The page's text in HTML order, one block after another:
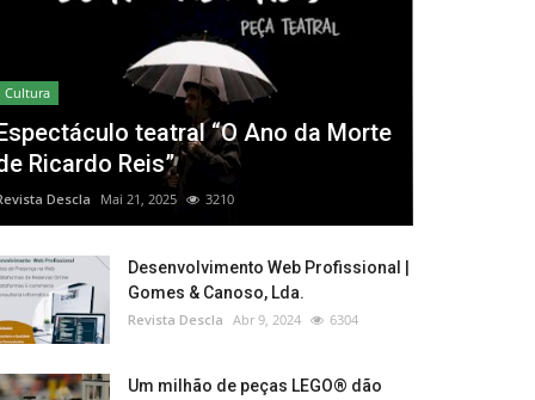
Cultura
teatral “O Ano da Morte
Ricardo Reis”
Descla Mai 21, 2025 3210
Desenvolvimento Web Profissional |
Gomes & Canoso, Lda.
Revista Descla Abr 9, 2024 6304
Um milhão de peças LEGO® dão